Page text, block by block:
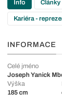
Info Články
Kariéra -
INFORMACE
Celé jméno
Joseph Yanick
Výška
185 cm